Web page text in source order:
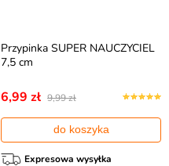
Przypinka SUPER NAUCZYCIEL
7,5 cm
6,99 zł 9,99 zł
do koszyka
Expresowa wysyłka